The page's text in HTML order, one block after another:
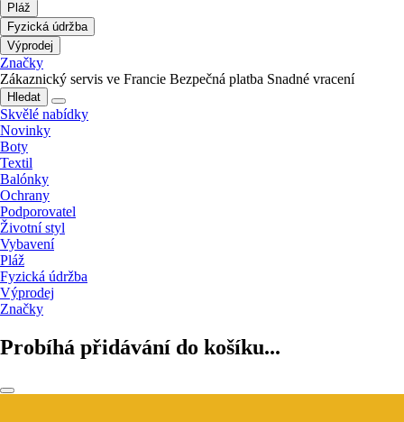
Pláž
Fyzická údržba
Výprodej
Značky
Zákaznický servis ve Francie Bezpečná platba Snadné vracení
Hledat
Skvělé nabídky
Novinky
Boty
Textil
Balónky
Ochrany
Podporovatel
Životní styl
Vybavení
Pláž
Fyzická údržba
Výprodej
Značky
Probíhá přidávání do košíku...